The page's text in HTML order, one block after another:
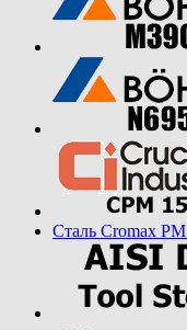
Сталь Cromax